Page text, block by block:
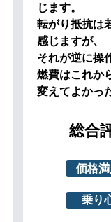
じます。
転がり抵抗は
感じますが、
それが逆に操
燃費はこれか
変えてよかっ
総合
価格
乗り